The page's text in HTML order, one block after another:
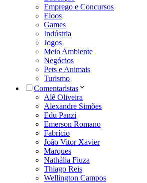
Emprego e Concursos
Eloos
Games
Indústria
Jogos
Meio Ambiente
Negócios
Pets e Animais
Turismo
Comentaristas
Alê Oliveira
Alexandre Simões
Edu Panzi
Emerson Romano
Fabrício
João Vitor Xavier
Marques
Nathália Fiuza
Thiago Reis
Wellington Campos